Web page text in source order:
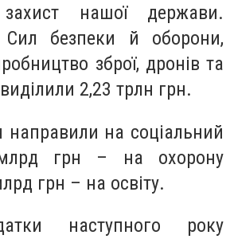
захист нашої держави.
Сил безпеки й оборони,
зброї, дронів та
2,23 трлн грн.
направили на соціальний
грн – на охорону
грн – на освіту.
наступного року